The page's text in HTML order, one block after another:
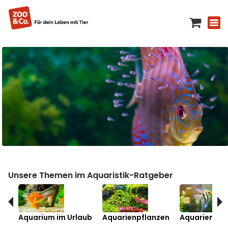
Unsere Themen im Aquaristik-Ratgeber
Aquarium im Urlaub Aquarienpflanzen